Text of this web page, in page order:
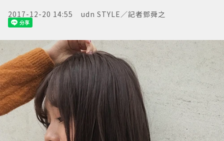
2017-12-20 14:55 udn STYLE／記者鄧舜之